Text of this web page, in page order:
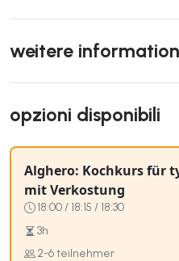
weitere
opzioni disponibili
Alghero: Kochkurs für
mit Verkostung
18:00 / 18:15 / 18:30
3h
2-6 teilnehmer